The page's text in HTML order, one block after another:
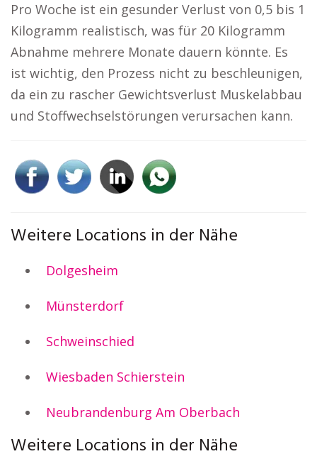
Pro Woche ist ein gesunder Verlust von 0,5 bis 1
Kilogramm realistisch, was für 20 Kilogramm
Abnahme mehrere Monate dauern könnte. Es
ist wichtig, den Prozess nicht zu beschleunigen,
da ein zu rascher Gewichtsverlust Muskelabbau
und Stoffwechselstörungen verursachen kann.
Weitere Locations in der Nähe
Dolgesheim
Münsterdorf
Schweinschied
Wiesbaden Schierstein
Neubrandenburg Am Oberbach
Weitere Locations in der Nähe